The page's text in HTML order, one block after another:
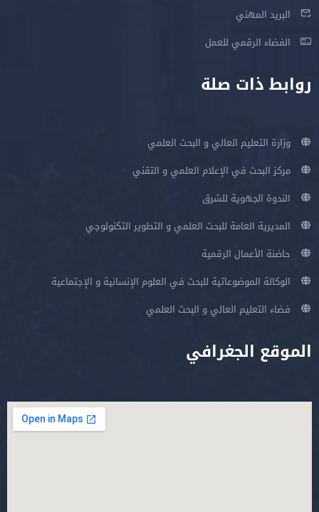
البريد المهني
الفضاء الرقمي للعمل
روابط ذات صلة
وزارة التعليم العالي و البحث العلمي
مركز البحث في الإعلام العلمي و التقني
الندوة الجهوية للشرق
المديرية العامة للبحث العلمي و التطوير التكنولوجي
حاضنة الأعمال الرقمية
الوكالة الموضوعاتية للبحث في العلوم الإنسانية و الإجتماعية
فضاء التعليم العالي و البحث العلمي
الموقع الجغرافي